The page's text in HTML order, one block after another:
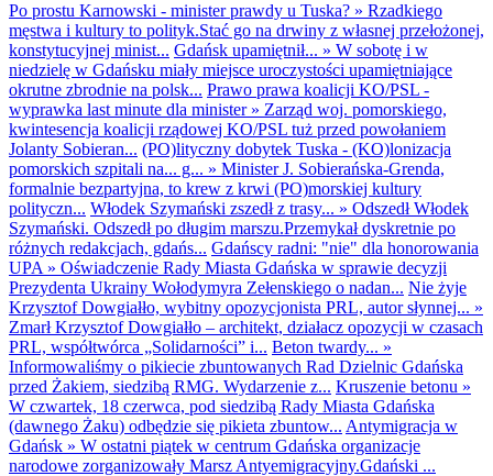
Po prostu Karnowski - minister prawdy u Tuska? » Rzadkiego
męstwa i kultury to polityk.Stać go na drwiny z własnej przełożonej,
konstytucyjnej minist... Gdańsk upamiętnił... » W sobotę i w
niedzielę w Gdańsku miały miejsce uroczystości upamiętniające
okrutne zbrodnie na polsk... Prawo prawa koalicji KO/PSL -
wyprawka last minute dla minister» Zarząd woj. pomorskiego,
kwintesencja koalicji rządowej KO/PSL tuż przed powołaniem
Jolanty Sobieran... (PO)lityczny dobytek Tuska - (KO)lonizacja
pomorskich szpitali na... g... » Minister J. Sobierańska-Grenda,
formalnie bezpartyjna, to krew z krwi (PO)morskiej kultury
polityczn... Włodek Szymański zszedł z trasy... » Odszedł Włodek
Szymański. Odszedł po długim marszu.Przemykał dyskretnie po
różnych redakcjach, gdańs... Gdańscy radni: "nie" dla honorowania
UPA » Oświadczenie Rady Miasta Gdańska w sprawie decyzji
Prezydenta Ukrainy Wołodymyra Zełenskiego o nadan... Nie żyje
Krzysztof Dowgiałło, wybitny opozycjonista PRL, autor słynnej... »
Zmarł Krzysztof Dowgiałło – architekt, działacz opozycji w czasach
PRL, współtwórca „Solidarności” i... Beton twardy... »
Informowaliśmy o pikiecie zbuntowanych Rad Dzielnic Gdańska
przed Żakiem, siedzibą RMG. Wydarzenie z... Kruszenie betonu »
W czwartek, 18 czerwca, pod siedzibą Rady Miasta Gdańska
(dawnego Żaku) odbędzie się pikieta zbuntow... Antymigracja w
Gdańsk » W ostatni piątek w centrum Gdańska organizacje
narodowe zorganizowały Marsz Antyemigracyjny.Gdański ...